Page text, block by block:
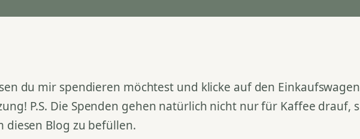
du mir spendieren möchtest und klicke auf den
P.S. Die Spenden gehen natürlich nicht nur für Kaffee drauf,
diesen Blog zu befüllen.